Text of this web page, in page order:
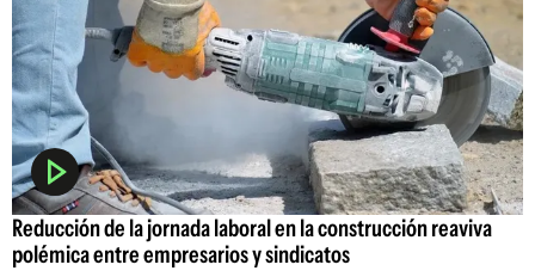
Reducción de la jornada laboral en la construcción reaviva
polémica entre empresarios y sindicatos